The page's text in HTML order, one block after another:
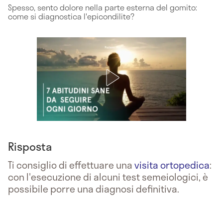
Spesso, sento dolore nella parte esterna del gomito:
come si diagnostica l'epicondilite?
Risposta
Ti consiglio di effettuare unavisita ortopedica:
con l'esecuzione di alcuni test semeiologici, è
possibile porre una diagnosi definitiva.